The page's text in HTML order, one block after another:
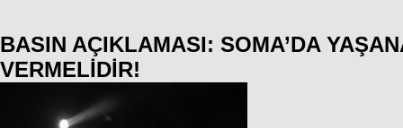
BASIN AÇIKLAMASI: SOMA’DA
VERMELİDİR!